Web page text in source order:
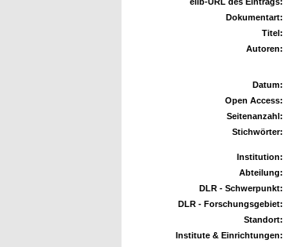
Dokumentart:
Titel:
Autoren:
Datum:
Open Access:
Seitenanzahl:
Stichwörter:
Institution:
Abteilung:
DLR - Schwerpunkt:
DLR - Forschungsgebiet:
Standort:
Institute & Einrichtungen: